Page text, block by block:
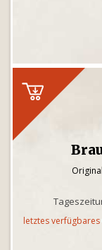
letztes